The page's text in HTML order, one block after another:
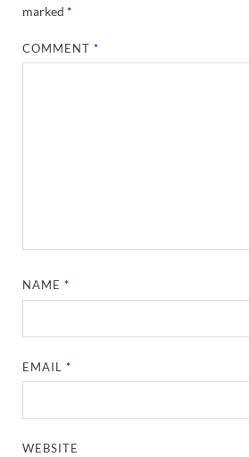
marked *
COMMENT*
NAME*
EMAIL*
WEBSITE